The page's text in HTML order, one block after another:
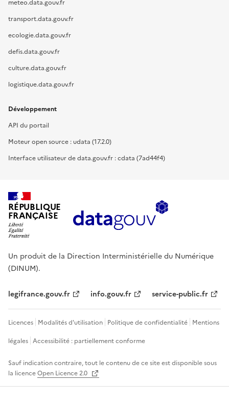
meteo.data.gouv.fr
transport.data.gouv.fr
ecologie.data.gouv.fr
defis.data.gouv.fr
culture.data.gouv.fr
logistique.data.gouv.fr
Développement
API du portail
Moteur open source : udata (17.2.0)
Interface utilisateur de data.gouv.fr : cdata (7ad44f4)
RÉPUBLIQUE
FRANÇAISE
Un produit de la Direction Interministérielle du Numérique
(DINUM).
legifrance.gouv.fr info.gouv.fr service-public.fr
Licences Modalités d'utilisation Politique de confidentialité Mentions
légales Accessibilité : partiellement conforme
Sauf indication contraire, tout le contenu de ce site est disponible sous
la licenceOpen Licence 2.0